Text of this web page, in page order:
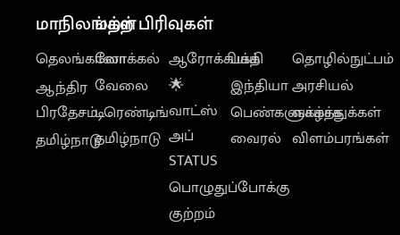
மாநிலங்கள்
தெலங்கானா
ஆந்திர
பிரதேசம்
தமிழ்நாடு
மற்ற பிரிவுகள்
லோக்கல்
வேலை
டிரெண்டிங்
தமிழ்நாடு
ஆரோக்கியம்
🌟
வாட்ஸ்
அப்
STATUS
பொழுதுப்போக்கு
குற்றம்
பக்தி
இந்தியா
பெண்களுக்காக
வைரல்
தொழில்நுட்பம்
அரசியல்
வாழ்த்துக்கள்
விளம்பரங்கள்